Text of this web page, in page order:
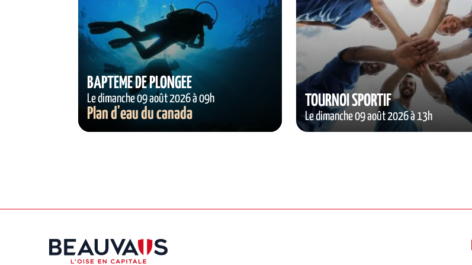
BAPTÊME DE PLONGÉE
Le dimanche 09 août 2026 à 09h
Plan d'eau du canada
TOURNOI SPORTIF
Le dimanche 09 août 2026 à 13h